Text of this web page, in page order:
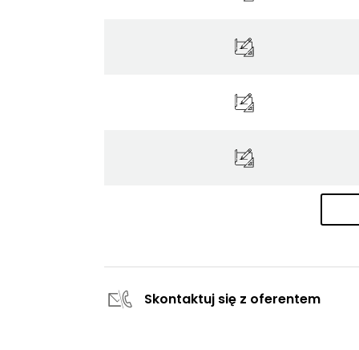
Skontaktuj się z oferentem